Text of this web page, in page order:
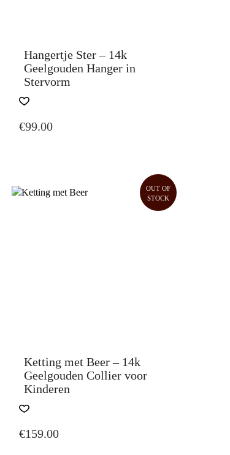
Hangertje Ster – 14k
Geelgouden Hanger in
Stervorm
€99.00
OUT OF
STOCK
Ketting met Beer – 14k
Geelgouden Collier voor
Kinderen
€159.00